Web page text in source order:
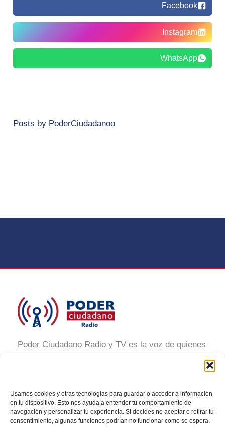
Usamos cookies y otras tecnologías para guardar o acceder a información
en tu dispositivo. Esto nos ayuda a entender tu comportamiento de
navegación y personalizar tu experiencia. Si decides no aceptar o retirar tu
consentimiento, algunas funciones podrían no funcionar como se espera.
Facebook
Instagram
WhatsApp
Posts by PoderCiudadanoo
Poder Ciudadano Radio y TV es la voz de quienes
transformación social a través de noticias claras,
veraces y al alcance de todos.